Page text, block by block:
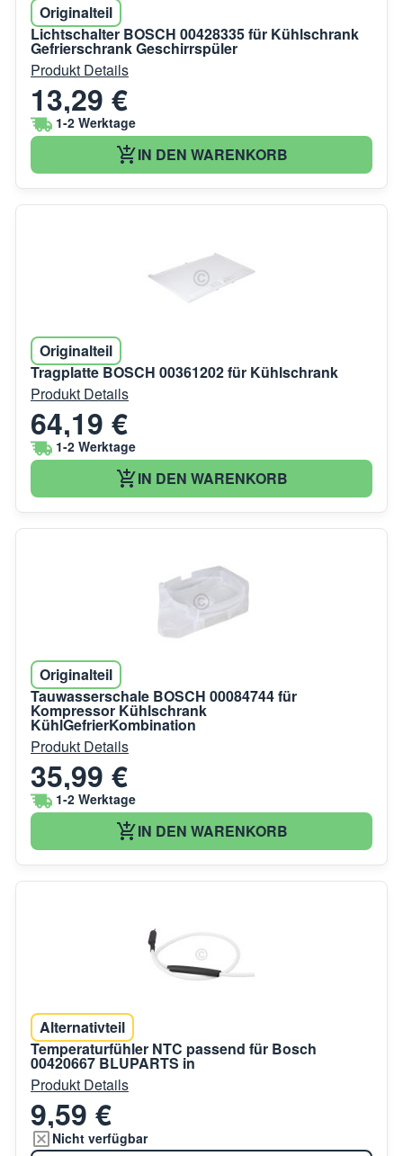
Originalteil
Lichtschalter BOSCH 00428335 für Kühlschrank
Gefrierschrank Geschirrspüler
Produkt Details
13,29 €
1-2 Werktage
IN DEN WARENKORB
Originalteil
Tragplatte BOSCH 00361202 für Kühlschrank
Produkt Details
64,19 €
1-2 Werktage
IN DEN WARENKORB
Originalteil
Tauwasserschale BOSCH 00084744 für
Kompressor Kühlschrank
KühlGefrierKombination
Produkt Details
35,99 €
1-2 Werktage
IN DEN WARENKORB
Alternativteil
Temperaturfühler NTC passend für Bosch
00420667 BLUPARTS in
Produkt Details
9,59 €
Nicht verfügbar